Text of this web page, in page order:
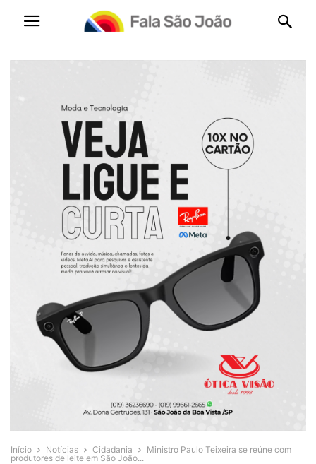
Início Notícias Cidadania
Ministro Paulo Teixeira se reúne com
produtores de leite em São João...